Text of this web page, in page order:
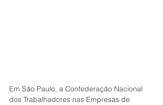
Em São Paulo, a Confederação Nacional
dos Trabalhadores nas Empresas de